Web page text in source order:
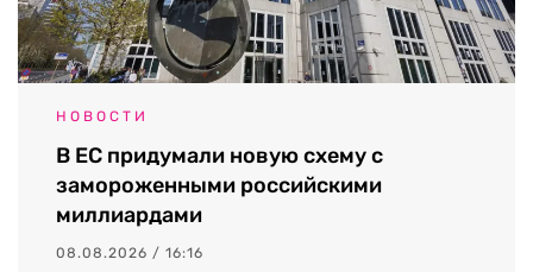
НОВОСТИ
В ЕС придумали новую схему с
замороженными российскими
миллиардами
08.08.2026 / 16:16